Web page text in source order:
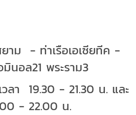
ยาม - ท่าเรือเอเซียทีค -
มินอล21 พระราม3
ลา 19.30 - 21.30 น. และ
- 22.00 น.